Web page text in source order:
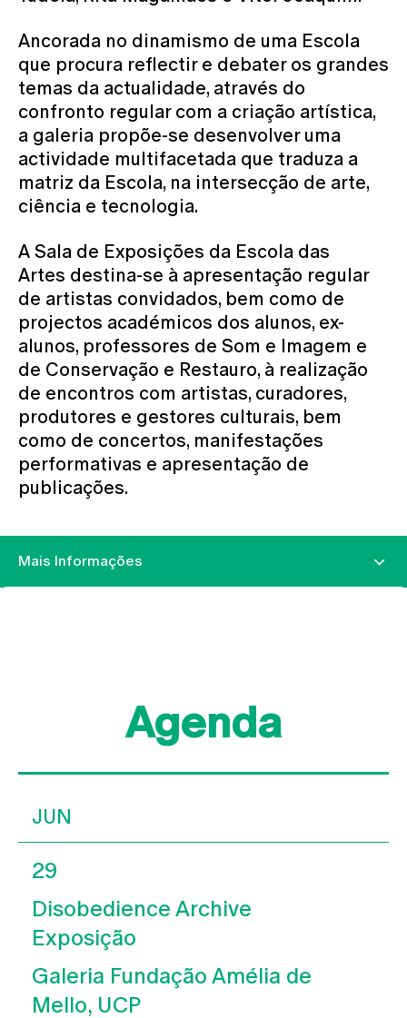
Ancorada no dinamismo de uma Escola
que procura reflectir e debater os grandes
temas da actualidade, através do
confronto regular com a criação artística,
a galeria propõe-se desenvolver uma
actividade multifacetada que traduza a
matriz da Escola, na intersecção de arte,
ciência e tecnologia.
A Sala de Exposições da Escola das
Artes destina-se à apresentação regular
de artistas convidados, bem como de
projectos académicos dos alunos, ex-
alunos, professores de Som e Imagem e
de Conservação e Restauro, à realização
de encontros com artistas, curadores,
produtores e gestores culturais, bem
como de concertos, manifestações
performativas e apresentação de
publicações.
Mais Informações
Agenda
JUN
29
Disobedience Archive
Exposição
Galeria Fundação Amélia de
Mello, UCP